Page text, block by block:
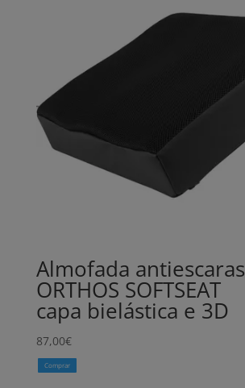
Almofada antiescaras
ORTHOS SOFTSEAT
capa bielástica e 3D
87,00€
Comprar